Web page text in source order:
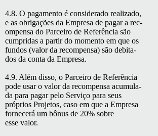
4.8. O paga­men­to é con­sid­er­a­do real­iza­do,
e as obri­gações da Empre­sa de pagar a rec­
om­pen­sa do Par­ceiro de Refer­ên­cia são
cumpri­das a par­tir do momen­to em que os
fun­dos (val­or da rec­om­pen­sa) são deb­ita­
dos da con­ta da Empresa.
4.9. Além dis­so, o Par­ceiro de Refer­ên­cia
pode usar o val­or da rec­om­pen­sa acu­mu­la­
da para pagar pelo Serviço para seus
próprios Pro­je­tos, caso em que a Empre­sa
fornecerá um bônus de 20% sobre
esse valor.